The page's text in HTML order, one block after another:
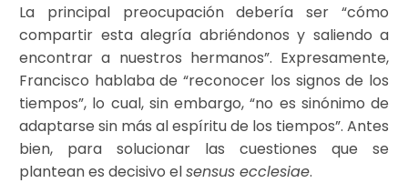
La principal preocupación debería ser “cómo
compartir esta alegría abriéndonos y saliendo a
encontrar a nuestros hermanos”. Expresamente,
Francisco hablaba de “reconocer los signos de los
tiempos”, lo cual, sin embargo, “no es sinónimo de
adaptarse sin más al espíritu de los tiempos”. Antes
bien, para solucionar las cuestiones que se
plantean es decisivo elsensus ecclesiae.